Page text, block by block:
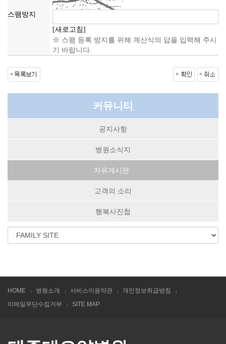
스팸방지
[새로고침]
※ 스팸 등록 방지를 위해 계산식의 답을 입력해 주시
기 바랍니다.
커뮤니티
공지사항
병원소식지
자유게시판
고객의 소리
행복사진첩
HOME 병원소개 서비스이용약관
개인정보취급방침
이메일무단수집거부
SITE MAP